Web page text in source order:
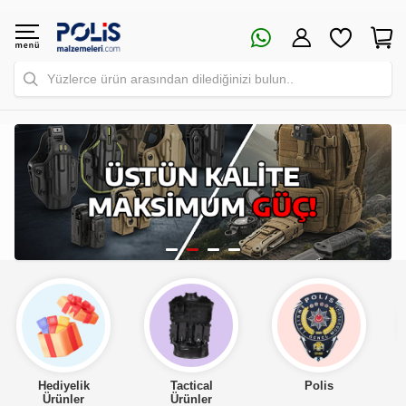
Yüzlerce ürün arasından dilediğinizi bulun..
Tactical
Ürünler
Polis Asker